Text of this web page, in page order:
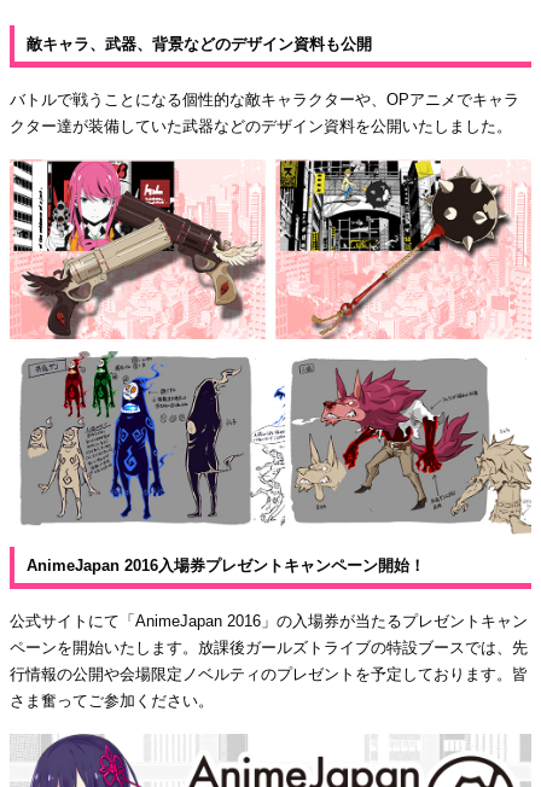
敵キャラ、武器、背景などのデザイン資料も公開
バトルで戦うことになる個性的な敵キャラクターや、OPアニメでキャラ
クター達が装備していた武器などのデザイン資料を公開いたしました。
AnimeJapan 2016入場券プレゼントキャンペーン開始！
公式サイトにて「AnimeJapan 2016」の入場券が当たるプレゼントキャン
ペーンを開始いたします。放課後ガールズトライブの特設ブースでは、先
行情報の公開や会場限定ノベルティのプレゼントを予定しております。皆
さま奮ってご参加ください。